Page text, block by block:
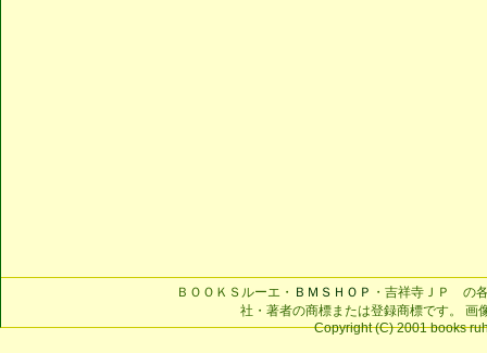
ＢＯＯＫＳルーエ・ ＢＭＳＨＯＰ ・吉祥寺ＪＰ の
社・著者の商標または登録商標です。 画
Copyright (C) 2001 books